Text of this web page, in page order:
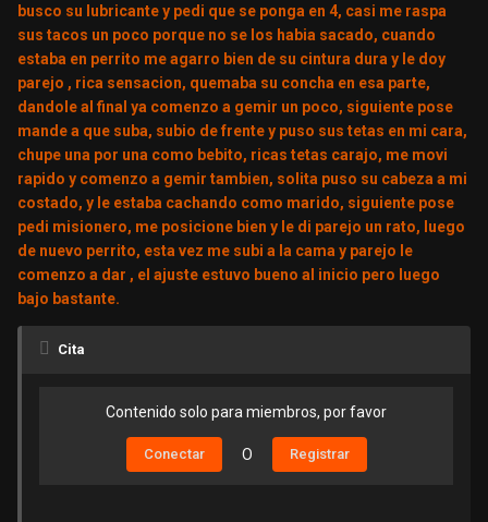
busco su lubricante y pedi que se ponga en 4, casi me raspa
sus tacos un poco porque no se los habia sacado, cuando
estaba en perrito me agarro bien de su cintura dura y le doy
parejo , rica sensacion, quemaba su concha en esa parte,
dandole al final ya comenzo a gemir un poco, siguiente pose
mande a que suba, subio de frente y puso sus tetas en mi cara,
chupe una por una como bebito, ricas tetas carajo, me movi
rapido y comenzo a gemir tambien, solita puso su cabeza a mi
costado, y le estaba cachando como marido, siguiente pose
pedi misionero, me posicione bien y le di parejo un rato, luego
de nuevo perrito, esta vez me subi a la cama y parejo le
comenzo a dar , el ajuste estuvo bueno al inicio pero luego
bajo bastante.
Cita
Contenido solo para miembros, por favor
Conectar O Registrar